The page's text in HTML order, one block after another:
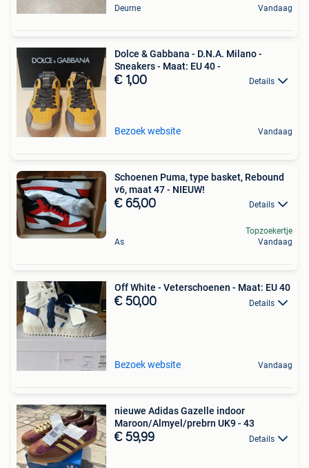
Deurne Vandaag
Dolce & Gabbana - D.N.A. Milano -
Sneakers - Maat: EU 40 -
€ 1,00 Details
Bezoek website Vandaag
Schoenen Puma, type basket, Rebound
v6, maat 47 - NIEUW!
€ 65,00 Details
As
Topzoekertje
Vandaag
Off White - Veterschoenen - Maat: EU 40
€ 50,00 Details
Bezoek website Vandaag
nieuwe Adidas Gazelle indoor
Maroon/Almyel/prebrn UK9 - 43
€ 59,99 Details